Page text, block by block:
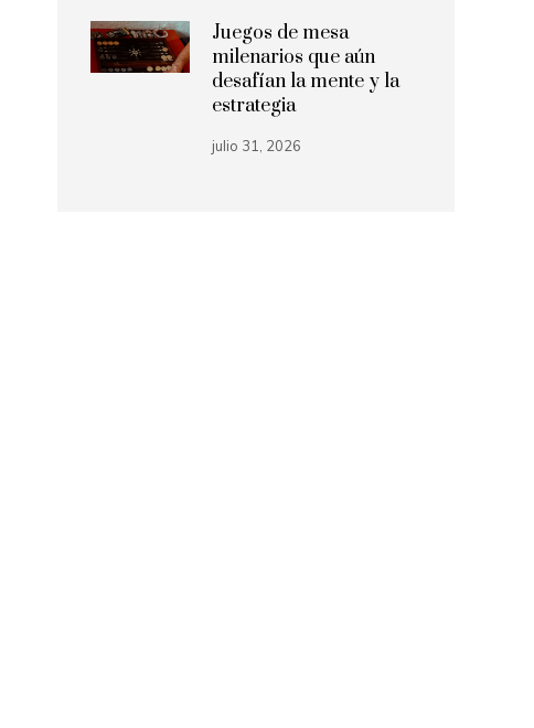
Juegos de mesa
milenarios que aún
desafían la mente y la
estrategia
julio 31, 2026